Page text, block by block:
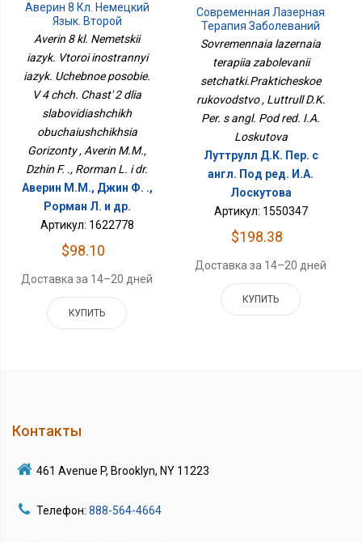
Аверин 8 Кл. Немецкий
Язык. Второй
Иностранный Язык.
Часть 2 Для
Слабовидящих
Обучающихся
Горизонты
Averin 8 kl. Nemetskii
iazyk. Vtoroi inostrannyi
iazyk. Uchebnoe posobie.
V 4 chch. Chast' 2 dlia
slabovidiashchikh
obuchaiushchikhsia
Gorizonty , Averin M.M.,
Dzhin F. ., Rorman L. i dr.
Аверин М.М., Джин Ф. .,
Рорман Л. и др.
Артикул: 1622778
$98.10
Доставка за 14–20 дней
КУПИТЬ
Современная Лазерная
Терапия Заболеваний
Сетчатки.Практическое
Sovremennaia lazernaia
terapiia zabolevanii
setchatki.Prakticheskoe
rukovodstvo , Luttrull D.K.
Per. s angl. Pod red. I.A.
Loskutova
Луттрулл Д.К. Пер. с
англ. Под ред. И.А.
Лоскутова
Артикул: 1550347
$198.38
Доставка за 14–20 дней
КУПИТЬ
Контакты
461 Avenue P, Brooklyn, NY 11223
Телефон: 888-564-4664